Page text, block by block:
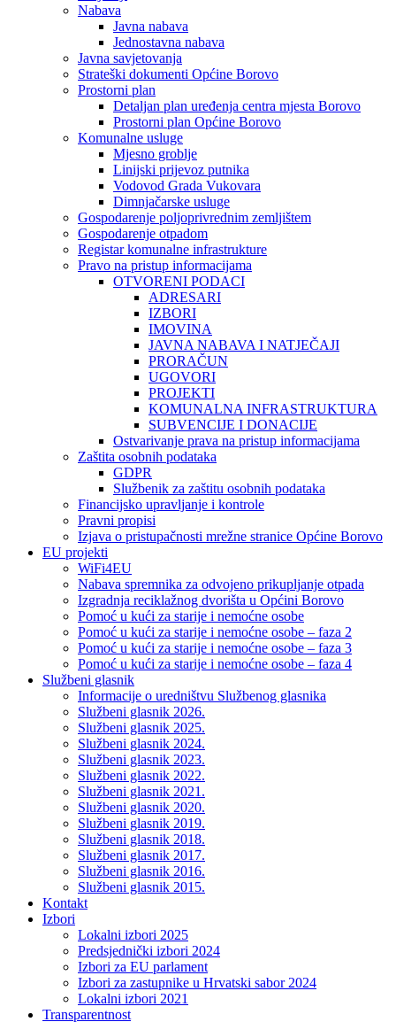
Nabava
Javna nabava
Jednostavna nabava
Javna savjetovanja
Strateški dokumenti Općine Borovo
Prostorni plan
Detaljan plan uređenja centra mjesta Borovo
Prostorni plan Općine Borovo
Komunalne usluge
Mjesno groblje
Linijski prijevoz putnika
Vodovod Grada Vukovara
Dimnjačarske usluge
Gospodarenje poljoprivrednim zemljištem
Gospodarenje otpadom
Registar komunalne infrastrukture
Pravo na pristup informacijama
OTVORENI PODACI
ADRESARI
IZBORI
IMOVINA
JAVNA NABAVA I NATJEČAJI
PRORAČUN
UGOVORI
PROJEKTI
KOMUNALNA INFRASTRUKTURA
SUBVENCIJE I DONACIJE
Ostvarivanje prava na pristup informacijama
Zaštita osobnih podataka
GDPR
Službenik za zaštitu osobnih podataka
Financijsko upravljanje i kontrole
Pravni propisi
Izjava o pristupačnosti mrežne stranice Općine Borovo
EU projekti
WiFi4EU
Nabava spremnika za odvojeno prikupljanje otpada
Izgradnja reciklažnog dvorišta u Općini Borovo
Pomoć u kući za starije i nemoćne osobe
Pomoć u kući za starije i nemoćne osobe – faza 2
Pomoć u kući za starije i nemoćne osobe – faza 3
Pomoć u kući za starije i nemoćne osobe – faza 4
Službeni glasnik
Informacije o uredništvu Službenog glasnika
Službeni glasnik 2026.
Službeni glasnik 2025.
Službeni glasnik 2024.
Službeni glasnik 2023.
Službeni glasnik 2022.
Službeni glasnik 2021.
Službeni glasnik 2020.
Službeni glasnik 2019.
Službeni glasnik 2018.
Službeni glasnik 2017.
Službeni glasnik 2016.
Službeni glasnik 2015.
Kontakt
Izbori
Lokalni izbori 2025
Predsjednički izbori 2024
Izbori za EU parlament
Izbori za zastupnike u Hrvatski sabor 2024
Lokalni izbori 2021
Transparentnost